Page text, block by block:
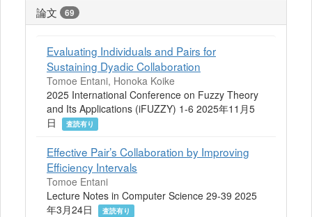
論文 69
Evaluating Individuals and Pairs for
Sustaining Dyadic Collaboration
Tomoe Entani, Honoka Koike
2025 International Conference on Fuzzy Theory
and Its Applications (iFUZZY) 1-6 2025年11月5
日
査読有り
Effective Pair’s Collaboration by Improving
Efficiency Intervals
Tomoe Entani
Lecture Notes in Computer Science 29-39 2025
年3月24日
査読有り